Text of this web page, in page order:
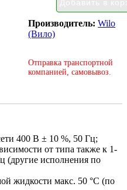
Производитель:Wilo
(Вило)
Отправка транспортной
компанией, самовывоз.
400 В ± 10 %, 50 Гц;
от типа также к 1-
(другие исполнения по
жидкости макс. 50 °C (по